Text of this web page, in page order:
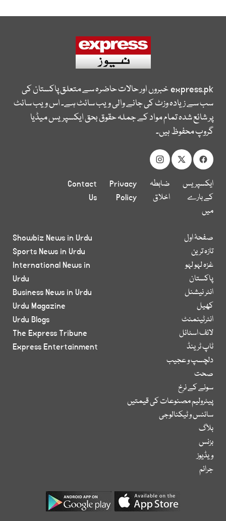
express.pkخبروں اور حالات حاضرہ سے متعلق پاکستان کی
سب سے زیادہ وزٹ کی جانے والی ویب سائٹ ہے۔ اس ویب سائٹ
پر شائع شدہ تمام مواد کے جملہ حقوق بحق ایکسپریس میڈیا
گروپ محفوظ ہیں۔
ایکسپریس
کے بارے
میں
ضابطہ
اخلاق
Privacy
Policy
Contact
Us
صفحۂ اول
تازہ ترین
غزہ لہو لہو
پاکستان
انٹر نیشنل
کھیل
انٹرٹینمنٹ
لائف اسٹائل
ٹاپ ٹرینڈ
دلچسپ و عجیب
صحت
سونے کے نرخ
پیٹرولیم مصنوعات کی قیمتیں
سائنس و ٹیکنالوجی
بلاگ
بزنس
ویڈیوز
جرائم
Showbiz News in Urdu
Sports News in Urdu
International News in
Urdu
Business News in Urdu
Urdu Magazine
Urdu Blogs
The Express Tribune
Express Entertainment